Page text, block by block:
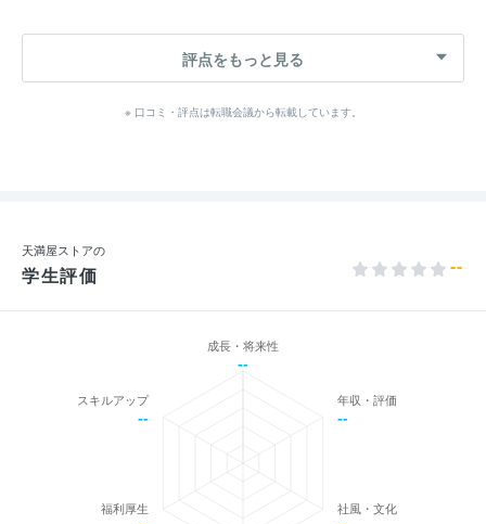
評点をもっと見る
※ 口コミ・評点は転職会議から転載しています。
天満屋ストアの
学生評価 --
成長・将来性
--
年収・評価
--
社風・文化
福利厚生
スキルアップ
--